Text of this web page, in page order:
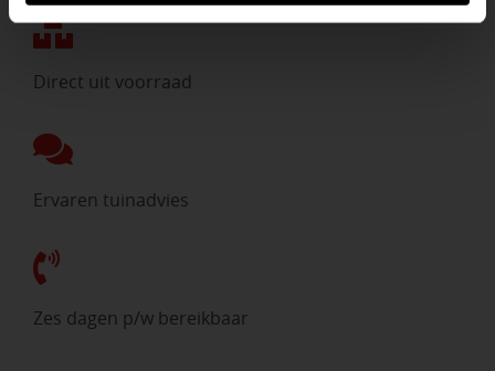
Direct uit voorraad
Ervaren tuinadvies
Zes dagen p/w bereikbaar